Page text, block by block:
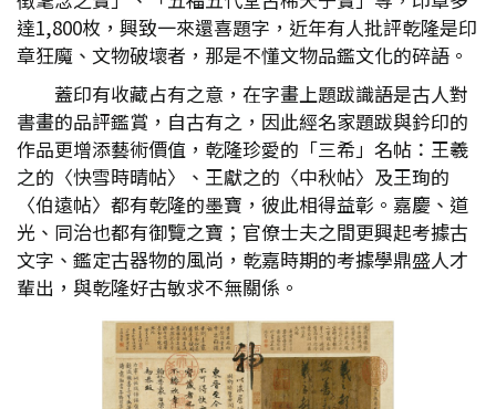
達1,800枚，興致一來還喜題字，近年有人批評乾隆是印
章狂魔、文物破壞者，那是不懂文物品鑑文化的碎語。
蓋印有收藏占有之意，在字畫上題跋識語是古人對
書畫的品評鑑賞，自古有之，因此經名家題跋與鈐印的
作品更增添藝術價值，乾隆珍愛的「三希」名帖：王羲
之的〈快雪時晴帖〉、王獻之的〈中秋帖〉及王珣的
〈伯遠帖〉都有乾隆的墨寶，彼此相得益彰。嘉慶、道
光、同治也都有御覽之寶；官僚士夫之間更興起考據古
文字、鑑定古器物的風尚，乾嘉時期的考據學鼎盛人才
輩出，與乾隆好古敏求不無關係。